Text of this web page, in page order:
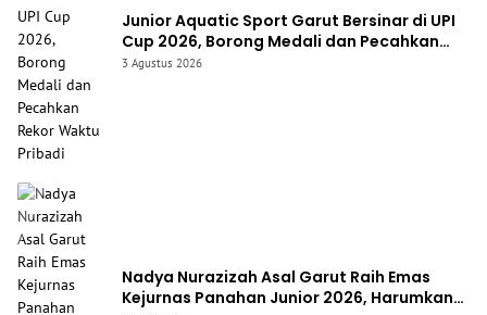
Junior Aquatic Sport Garut Bersinar di UPI
Cup 2026, Borong Medali dan Pecahkan
Rekor Waktu Pribadi
3 Agustus 2026
Nadya Nurazizah Asal Garut Raih Emas
Kejurnas Panahan Junior 2026, Harumkan